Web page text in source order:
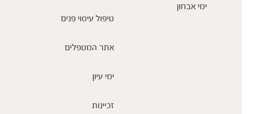
ימי אבחון
טיפול עיסוי פנים
אתר המטפלים
ימי עיון
זכיינות